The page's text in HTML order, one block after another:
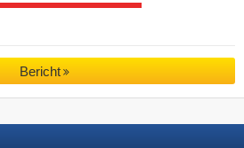
Bericht